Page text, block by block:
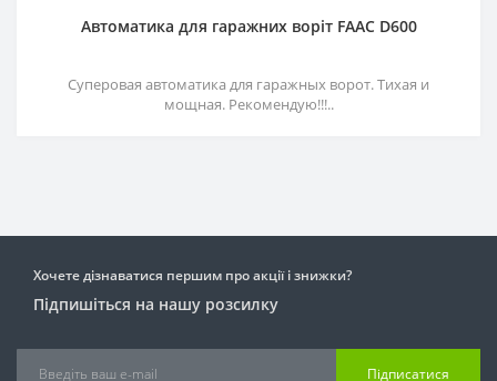
Автоматика для гаражних воріт FAAC D600
Суперовая автоматика для гаражных ворот. Тихая и
мощная. Рекомендую!!!..
Хочете дізнаватися першим про акції і знижки?
Підпишіться на нашу розсилку
Підписатися